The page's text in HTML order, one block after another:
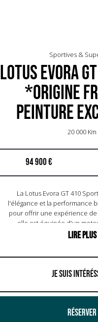
Sportives &
Lotus Evora
*Origine
Peinture
20 000 Km
94 900 €
La Lotus Evora GT 410
l'élégance et la performance
pour offrir une expérience
elle est équipée d'un
suralimenté, délivrant 416
une maniabilité
Alcantara. La GT 410 se
et des prises d'air avant.
JE SUIS
RÉSERVER